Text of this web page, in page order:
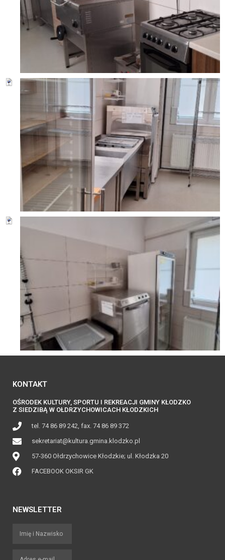
KONTAKT
OŚRODEK KULTURY, SPORTU I REKREACJI GMINY KŁODZKO
Z SIEDZIBĄ W OŁDRZYCHOWICACH KŁODZKICH
tel. 74 86 89 242, fax. 74 86 89 372
sekretariat@kultura.gmina.klodzko.pl
57-360 Ołdrzychowice Kłodzkie; ul. Kłodzka 20
FACEBOOK OKSIR GK
NEWSLETTER